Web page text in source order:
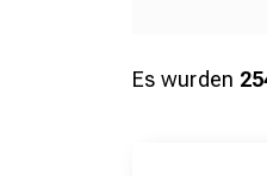
Es wurden